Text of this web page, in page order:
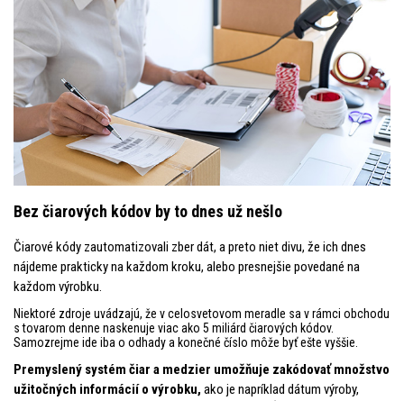
Bez čiarových kódov by to dnes už nešlo
Čiarové kódy zautomatizovali zber dát, a preto niet divu, že ich dnes
nájdeme prakticky na každom kroku, alebo presnejšie povedané na
každom výrobku.
Niektoré zdroje uvádzajú, že v celosvetovom meradle sa v rámci obchodu
s tovarom denne naskenuje viac ako 5 miliárd čiarových kódov.
Samozrejme ide iba o odhady a konečné číslo môže byť ešte vyššie.
Premyslený systém čiar a medzier umožňuje zakódovať množstvo
užitočných informácií o výrobku, ako je napríklad dátum výroby,